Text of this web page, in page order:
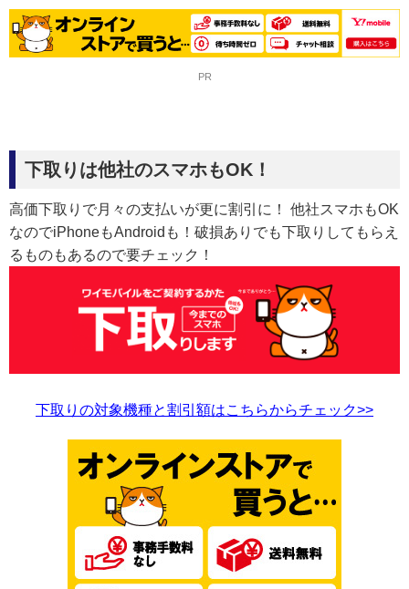
PR
下取りは他社のスマホもOK！
高価下取りで月々の支払いが更に割引に！ 他社スマホもOK
なのでiPhoneもAndroidも！破損ありでも下取りしてもらえ
るものもあるので要チェック！
下取りの対象機種と割引額はこちらからチェック>>